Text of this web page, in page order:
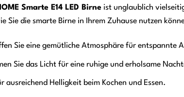
Smarte E14 LED Birne ist unglaublich
Sie die smarte Birne in Ihrem Zuhause nutzen
Sie eine gemütliche Atmosphäre für entspannte
Sie das Licht für eine ruhige und erholsame
ausreichend Helligkeit beim Kochen und Essen.